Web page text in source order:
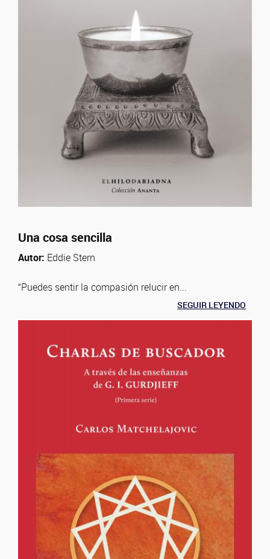
Una cosa sencilla
Autor: Eddie Stern
“Puedes sentir la compasión relucir en...
SEGUIR LEYENDO